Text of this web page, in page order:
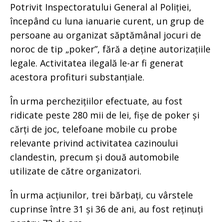
Potrivit Inspectoratului General al Poliției,
începând cu luna ianuarie curent, un grup de
persoane au organizat săptămânal jocuri de
noroc de tip „poker”, fără a deține autorizațiile
legale. Activitatea ilegală le-ar fi generat
acestora profituri substanțiale.
În urma perchezițiilor efectuate, au fost
ridicate peste 280 mii de lei, fișe de poker și
cărți de joc, telefoane mobile cu probe
relevante privind activitatea cazinoului
clandestin, precum și două automobile
utilizate de către organizatori.
În urma acțiunilor, trei bărbați, cu vârstele
cuprinse între 31 și 36 de ani, au fost reținuți